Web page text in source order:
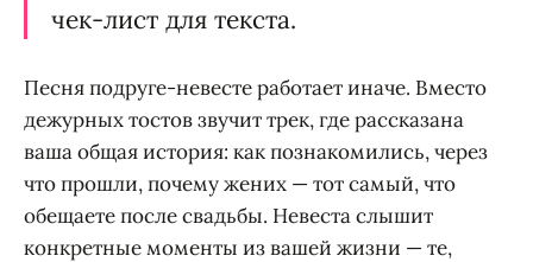
чек-лист для текста.
Песня подруге-невесте работает иначе. Вместо
дежурных тостов звучит трек, где рассказана
ваша общая история: как познакомились, через
что прошли, почему жених — тот самый, что
обещаете после свадьбы. Невеста слышит
конкретные моменты из вашей жизни — те,